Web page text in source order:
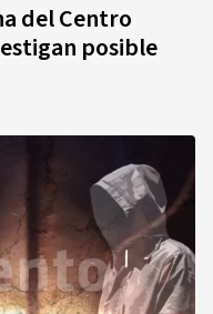
del Centro
posible